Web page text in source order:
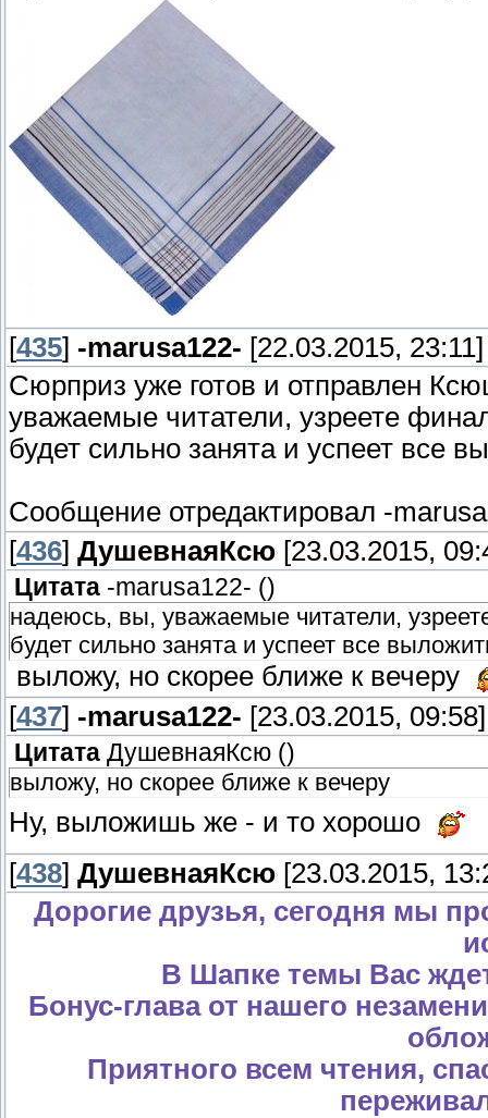
[435] -marusa122- [22.03.2015, 23:11]
Сюрприз уже готов и отправлен
уважаемые читатели, узреете
будет сильно занята и успеет все
Сообщение отредактировал -
[436] ДушевнаяКсю [23.03.2015,
Цитата -marusa122- ()
надеюсь, вы, уважаемые читатели,
будет сильно занята и успеет все
выложу, но скорее ближе к вечеру
[437] -marusa122- [23.03.2015, 09:58]
Цитата ДушевнаяКсю ()
выложу, но скорее ближе к вечеру
Ну, выложишь же - и то хорошо
[438] ДушевнаяКсю [23.03.2015,
Дорогие друзья, сегодня мы
В Шапке темы Вас
Бонус-глава от нашего
Приятного всем чтения,